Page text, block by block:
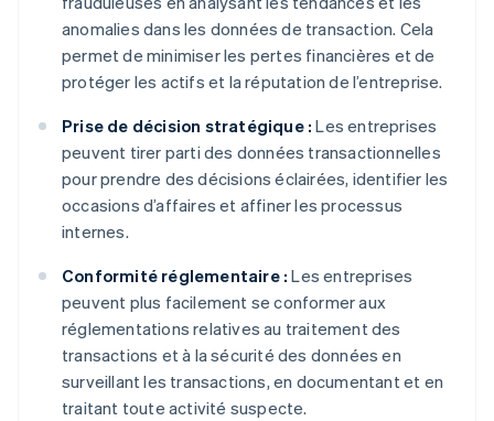
anomalies dans les données de transaction. Cela
permet de minimiser les pertes financières et de
protéger les actifs et la réputation de l’entreprise.
Prise de décision stratégique : Les entreprises
peuvent tirer parti des données transactionnelles
pour prendre des décisions éclairées, identifier les
occasions d’affaires et affiner les processus
internes.
Conformité réglementaire : Les entreprises
peuvent plus facilement se conformer aux
réglementations relatives au traitement des
transactions et à la sécurité des données en
surveillant les transactions, en documentant et en
traitant toute activité suspecte.